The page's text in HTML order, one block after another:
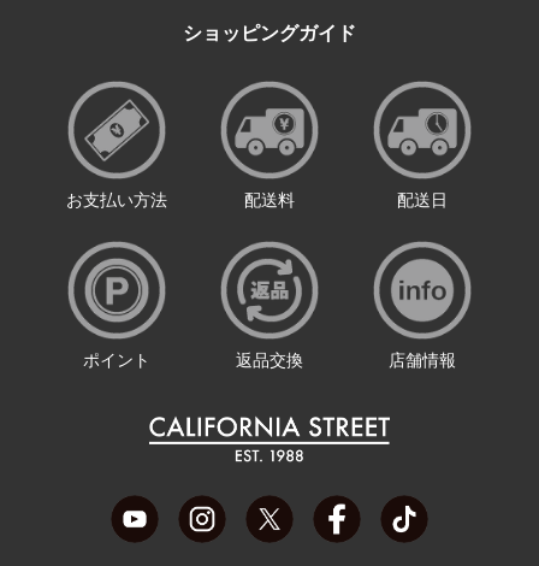
ショッピングガイド
お支払い方法 配送料 配送日
ポイント 返品交換 店舗情報